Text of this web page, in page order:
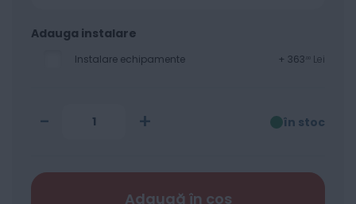
Adauga instalare
Instalare echipamente + 363 Lei
- + în stoc
Adaugă în coș